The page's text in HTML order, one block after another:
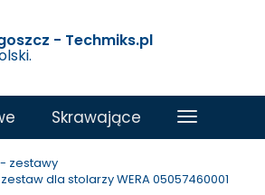
- Techmiks.pl
Skrawające
zestawy
dla stolarzy WERA 05057460001